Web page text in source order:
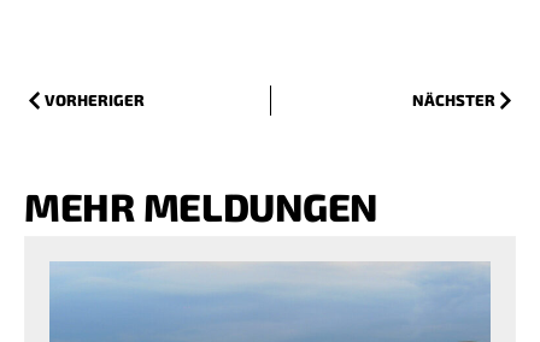
VORHERIGER NÄCHSTER
MEHR MELDUNGEN